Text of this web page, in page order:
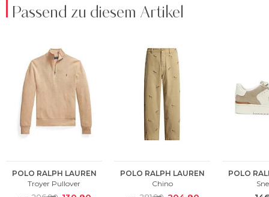
Passend zu diesem Artikel